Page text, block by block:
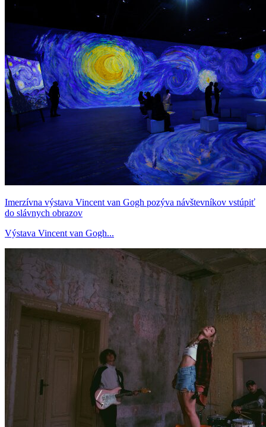
Imerzívna výstava Vincent van Gogh pozýva návštevníkov vstúpiť
do slávnych obrazov
Výstava Vincent van Gogh...